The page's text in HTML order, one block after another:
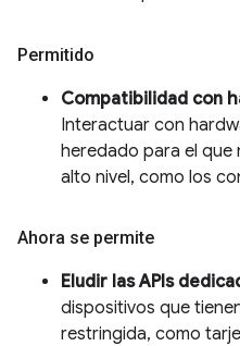
Permitido
Compatibilidad con
Interactuar con
heredado para el que
alto nivel, como los
Ahora se permite
Eludir las APIs
dispositivos que
restringida, como